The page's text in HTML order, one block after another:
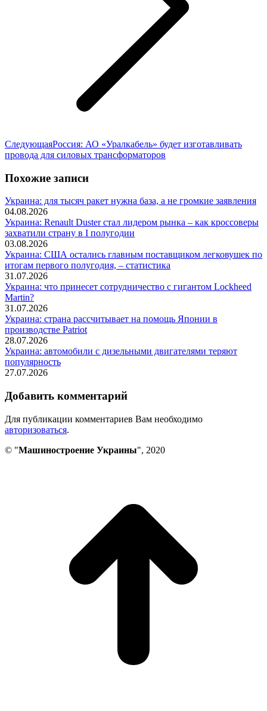
СледующаяСледующая
запись:
Россия: АО «Уралкабель» будет изготавливать
провода для силовых трансформаторов
Похожие записи
Украина: для тысяч ракет нужна база, а не громкие заявления
04.08.2026
Украина: Renault Duster стал лидером рынка – как кроссоверы
захватили страну в I полугодии
03.08.2026
Украина: США остались главным поставщиком легковушек по
итогам первого полугодия, – статистика
31.07.2026
Украина: что принесет сотрудничество с гигантом Lockheed
Martin?
31.07.2026
Украина: страна рассчитывает на помощь Японии в
производстве Patriot
28.07.2026
Украина: автомобили с дизельными двигателями теряют
популярность
27.07.2026
Добавить комментарий
Для публикации комментариев Вам необходимо
авторизоваться.
© "Машиностроение Украины", 2020